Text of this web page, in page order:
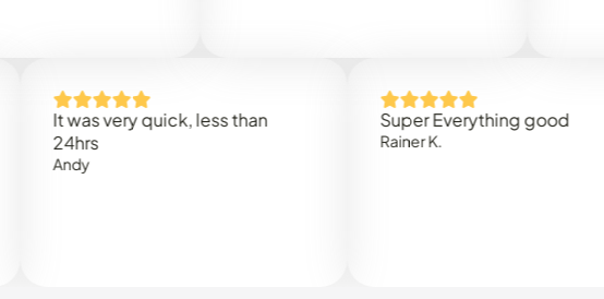
It was very quick, less than
Super Everything good